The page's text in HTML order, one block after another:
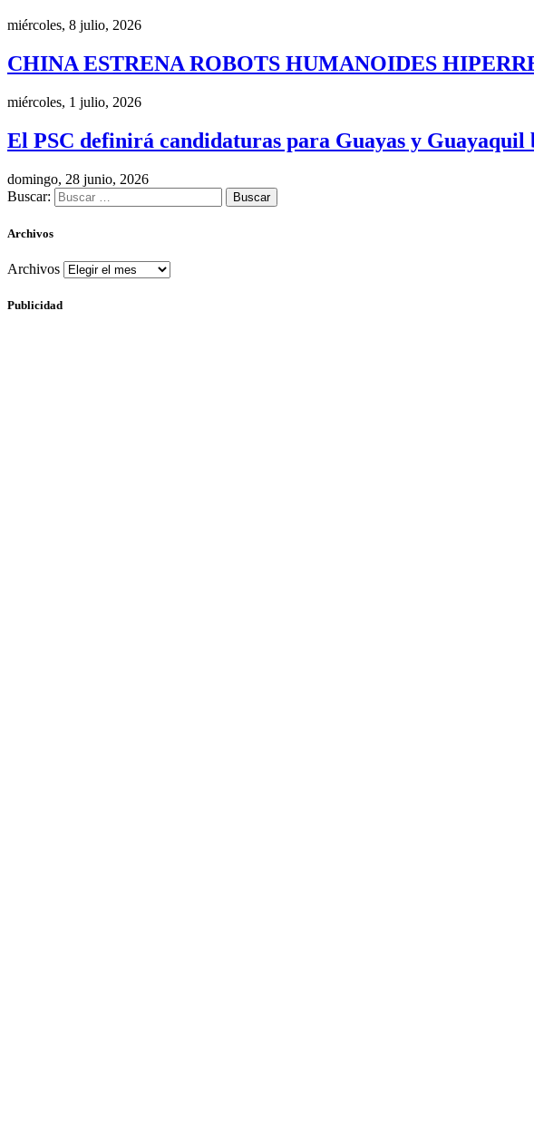
miércoles, 8 julio, 2026
CHINA ESTRENA ROBOTS HUMANOIDES
miércoles, 1 julio, 2026
El PSC definirá candidaturas para Guayas y Guayaquil
domingo, 28 junio, 2026
Buscar:
Archivos
Archivos
Publicidad